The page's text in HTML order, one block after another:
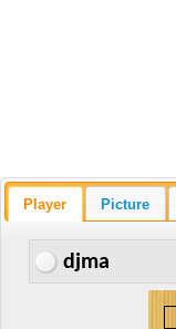
Player Picture
djma